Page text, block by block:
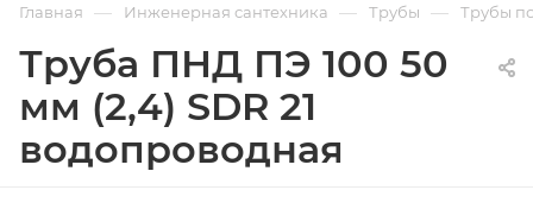
Главная — Инженерная сантехника — Трубы — Трубы
Труба ПНД ПЭ 100 50
мм (2,4) SDR 21
водопроводная